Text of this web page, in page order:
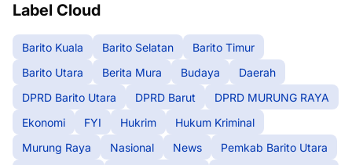
Label Cloud
Barito Kuala Barito Selatan
Barito Timur
Barito Utara
Berita Mura Budaya
Daerah
DPRD Barito Utara
DPRD Barut
DPRD MURUNG RAYA
Ekonomi
FYI Hukrim
Hukum Kriminal
Murung Raya
Nasional News
Pemkab Barito Utara